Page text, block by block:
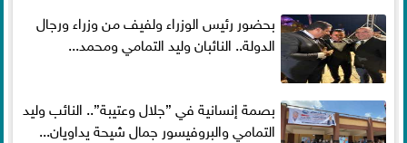
بحضور رئيس الوزراء ولفيف من وزراء ورجال
الدولة.. النائبان وليد التمامي ومحمد...
بصمة إنسانية في ”جلال وعتيبة”.. النائب وليد
التمامي والبروفيسور جمال شيحة يداويان...